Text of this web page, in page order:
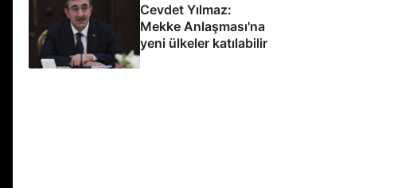
Cevdet Yılmaz:
Mekke Anlaşması'na
yeni ülkeler katılabilir